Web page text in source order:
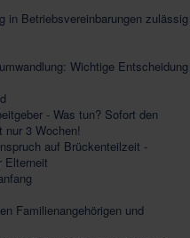
in Betriebsvereinbarungen zulässig
Wichtige Entscheidung
- Was tun? Sofort den
nur 3 Wochen!
auf Brückenteilzeit -
Elterneit
Familienangehörigen und